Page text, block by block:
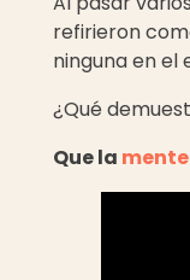
refirieron
ninguna en el
¿Qué
Que la